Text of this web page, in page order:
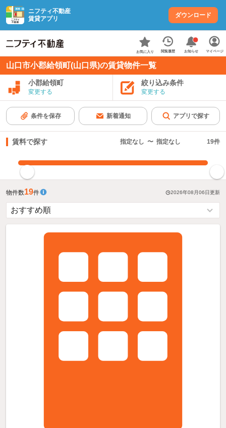
ニフティ不動産
賃貸アプリ
ダウンロード
お気に入り 閲覧履歴 お知らせ マイページ
山口市小郡給領町(山口県)の賃貸物件一覧
小郡給領町
変更する
絞り込み条件
変更する
条件を保存 新着通知 アプリで探す
賃料で探す 指定なし 〜 指定なし 19件
物件数19件 2026年08月06日更新